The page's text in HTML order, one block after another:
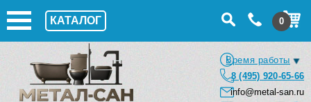
КАТАЛОГ 0
Время работы
8 (495) 920-65-66
info@metal-san.ru